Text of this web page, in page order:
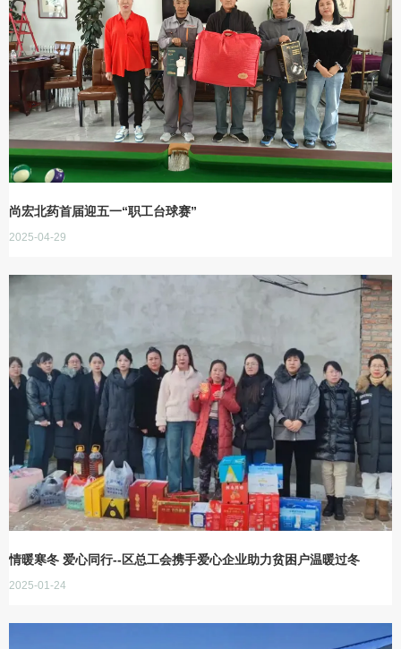
尚宏北药首届迎五一“职工台球赛”
2025-04-29
情暖寒冬 爱心同行--区总工会携手爱心企业助力贫困户温暖过冬
2025-01-24